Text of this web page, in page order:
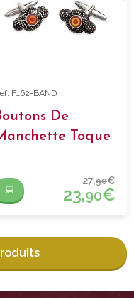
F162-BAND
De
Toque
27,90€
23,90€